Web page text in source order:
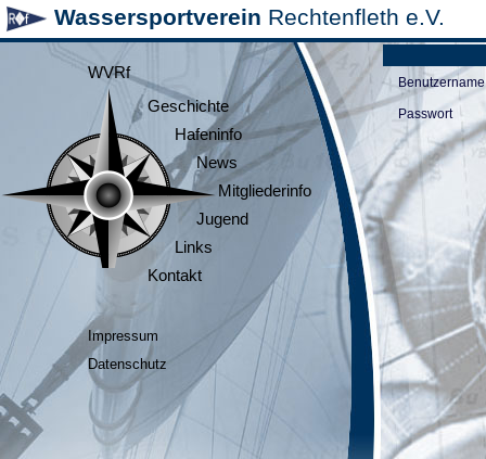
Wassersportverein Rechtenfleth e.V.
WVRf
Geschichte
Hafeninfo
News
Mitgliederinfo
Jugend
Links
Kontakt
Impressum
Datenschutz
Benutzername
Passwort